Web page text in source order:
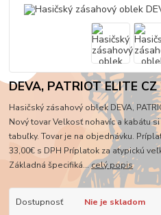
DEVA, PATRIOT ELITE
Hasičský zásahový oblek DEVA,
Nový tovar Velkosť nohavíc a kabátu
tabuľky. Tovar je na objednávku.
33,00€ s DPH Príplatok za atypickú
Základná špecifiká...celý popis
Dostupnosť
Nie je skladom